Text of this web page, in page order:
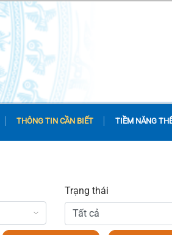
THÔNG TIN CẦN BIẾT TIỀM NĂNG
Trạng thái